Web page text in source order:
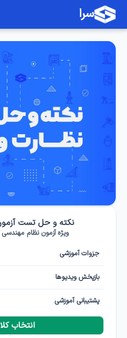
سرا
نکته و حل تست
ویژه آزمون نظام
جزوات آموزشی
بازپخش ویدیوها
پشتیبانی آموزشی
انتخاب